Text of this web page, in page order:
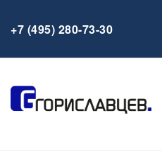
+7 (495) 280-73-30